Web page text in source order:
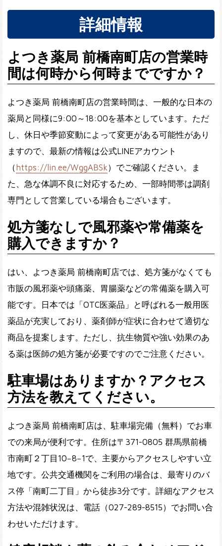
詳細情報
よつき薬局 前橋南町店の営業時
間は何時から何時までですか？
よつき薬局 前橋南町店の営業時間は、一般的な日本の
薬局と同様に9:00～18:00を基本としています。ただ
し、休日や季節変動によって変更がある可能性があり
ますので、最新の情報は公式LINEアカウント
（ https://lin.ee/WggABSk）でご確認ください。ま
た、急な体調不良に対応するため、一部時間帯は調剤
専門として営業している場合もございます。
処方箋なしで風邪薬や常備薬を
購入できますか？
はい、よつき薬局 前橋南町店では、処方箋がなくても
市販の風邪薬や頭痛薬、胃腸薬などの常備薬を購入可
能です。日本では「OTC医薬品」と呼ばれる一般用医
薬品が充実しており、薬剤師が症状に合わせて適切な
商品を提案します。ただし、抗生物質や強い効果のあ
る薬は医師の処方箋が必要ですのでご注意ください。
駐車場はありますか？アクセス
方法を教えてください。
よつき薬局 前橋南町店は、駐車場完備（無料）でお車
での来局が便利です。住所は〒371-0805 群馬県前橋
市南町２丁目10−8−1で、主要からアクセスしやすい立
地です。公共交通機関をご利用の場合は、最寄りのバ
ス停「南町二丁目」から徒歩3分です。詳細なアクセス
方法や混雑状況は、電話（027-289-8515）でお問い合
わせいただけます。